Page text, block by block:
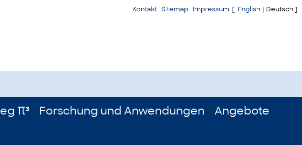
π³ Forschung und Anwendungen
Angebote
Kontakt Sitemap Impressum [ English | Deutsch ]